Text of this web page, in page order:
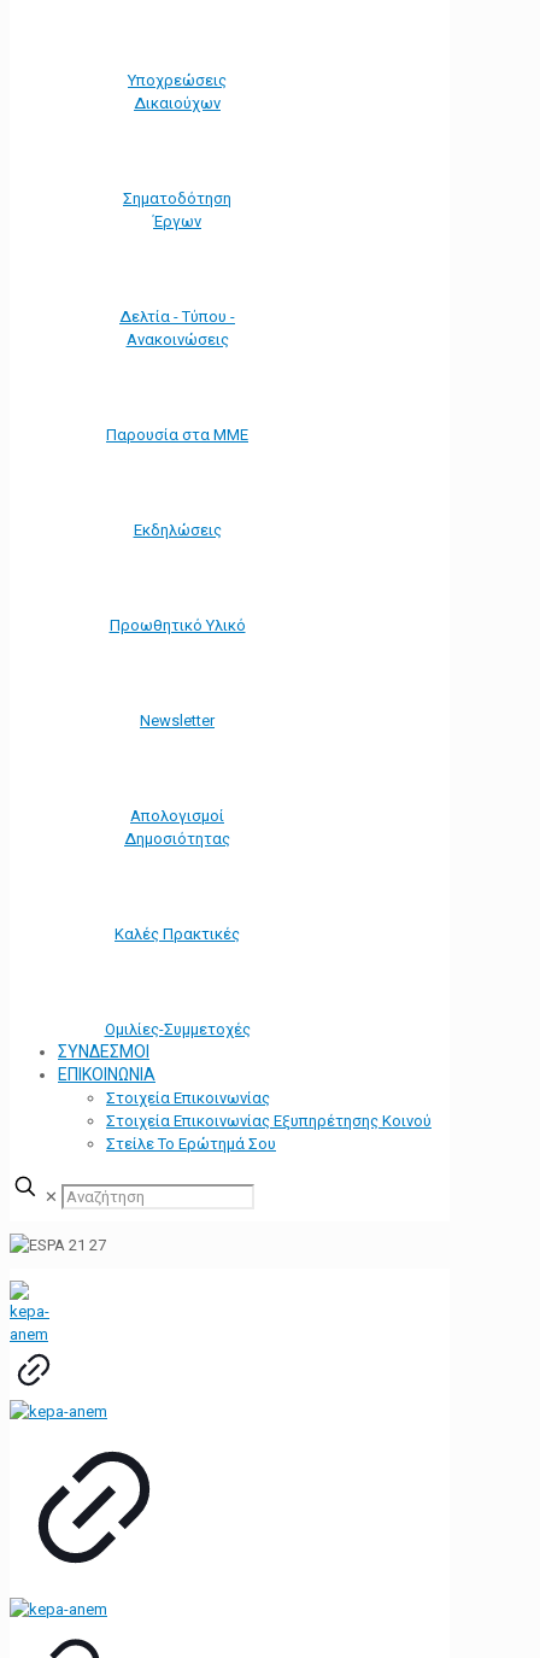
Υποχρεώσεις
Δικαιούχων
Σηματοδότηση
Έργων
Δελτία - Τύπου -
Ανακοινώσεις
Παρουσία στα ΜΜΕ
Εκδηλώσεις
Προωθητικό Υλικό
Νewsletter
Απολογισμοί
Δημοσιότητας
Καλές Πρακτικές
Ομιλίες-Συμμετοχές
ΣΥΝΔΕΣΜΟΙ
ΕΠΙΚΟΙΝΩΝΙΑ
Στοιχεία Επικοινωνίας
Στοιχεία Επικοινωνίας Εξυπηρέτησης Κοινού
Στείλε Το Ερώτημά Σου
✕